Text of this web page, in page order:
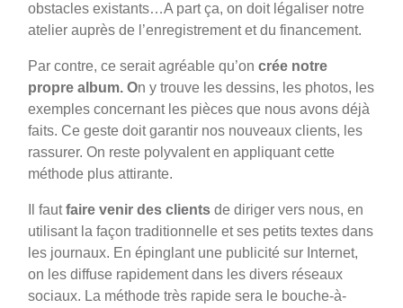
obstacles existants…A part ça, on doit légaliser notre
atelier auprès de l’enregistrement et du financement.
Par contre, ce serait agréable qu’on crée notre
propre album. On y trouve les dessins, les photos, les
exemples concernant les pièces que nous avons déjà
faits. Ce geste doit garantir nos nouveaux clients, les
rassurer. On reste polyvalent en appliquant cette
méthode plus attirante.
Il fautfaire venir des clients de diriger vers nous, en
utilisant la façon traditionnelle et ses petits textes dans
les journaux. En épinglant une publicité sur Internet,
on les diffuse rapidement dans les divers réseaux
sociaux. La méthode très rapide sera le bouche-à-